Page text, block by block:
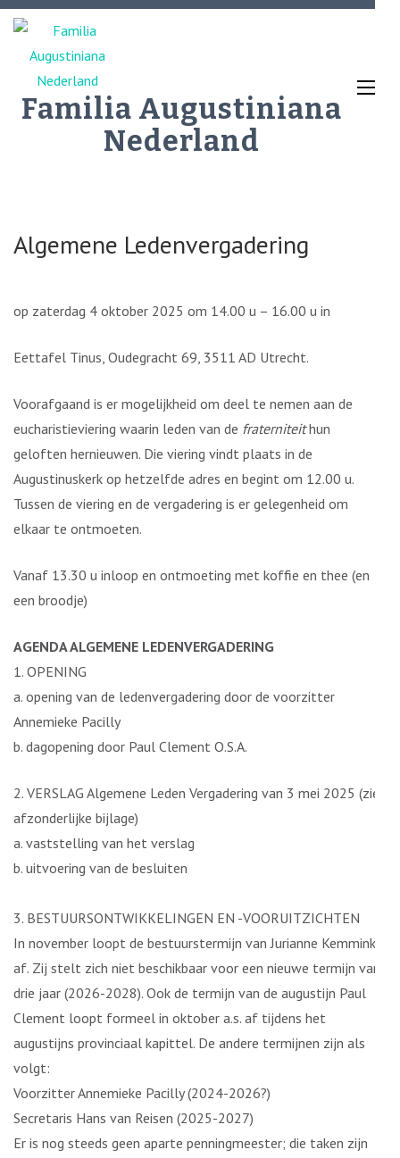
Ga
naar
inhoud
enter)Familia Augustiniana
Nederland
Algemene Ledenvergadering
op zaterdag 4 oktober 2025 om 14.00 u – 16.00 u in
Eettafel Tinus, Oudegracht 69, 3511 AD Utrecht.
Voorafgaand is er mogelijkheid om deel te nemen aan de
eucharistieviering waarin leden van de fraterniteithun
geloften hernieuwen. Die viering vindt plaats in de
Augustinuskerk op hetzelfde adres en begint om 12.00 u.
Tussen de viering en de vergadering is er gelegenheid om
elkaar te ontmoeten.
Vanaf 13.30 u inloop en ontmoeting met koffie en thee (en
een broodje)
AGENDA ALGEMENE LEDENVERGADERING
1. OPENING
a. opening van de ledenvergadering door de voorzitter
Annemieke Pacilly
b. dagopening door Paul Clement O.S.A.
2. VERSLAG Algemene Leden Vergadering van 3 mei 2025 (zie
afzonderlijke bijlage)
a. vaststelling van het verslag
b. uitvoering van de besluiten
3. BESTUURSONTWIKKELINGEN EN -VOORUITZICHTEN
In november loopt de bestuurstermijn van Jurianne Kemmink
af. Zij stelt zich niet beschikbaar voor een nieuwe termijn van
drie jaar (2026-2028). Ook de termijn van de augustijn Paul
Clement loopt formeel in oktober a.s. af tijdens het
augustijns provinciaal kapittel. De andere termijnen zijn als
volgt:
Voorzitter Annemieke Pacilly (2024-2026?)
Secretaris Hans van Reisen (2025-2027)
Er is nog steeds geen aparte penningmeester; die taken zijn